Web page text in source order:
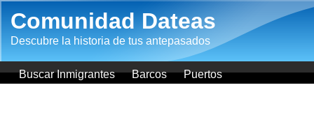
Comunidad Dateas
Descubre la historia de tus antepasados
Buscar Inmigrantes Barcos Puertos